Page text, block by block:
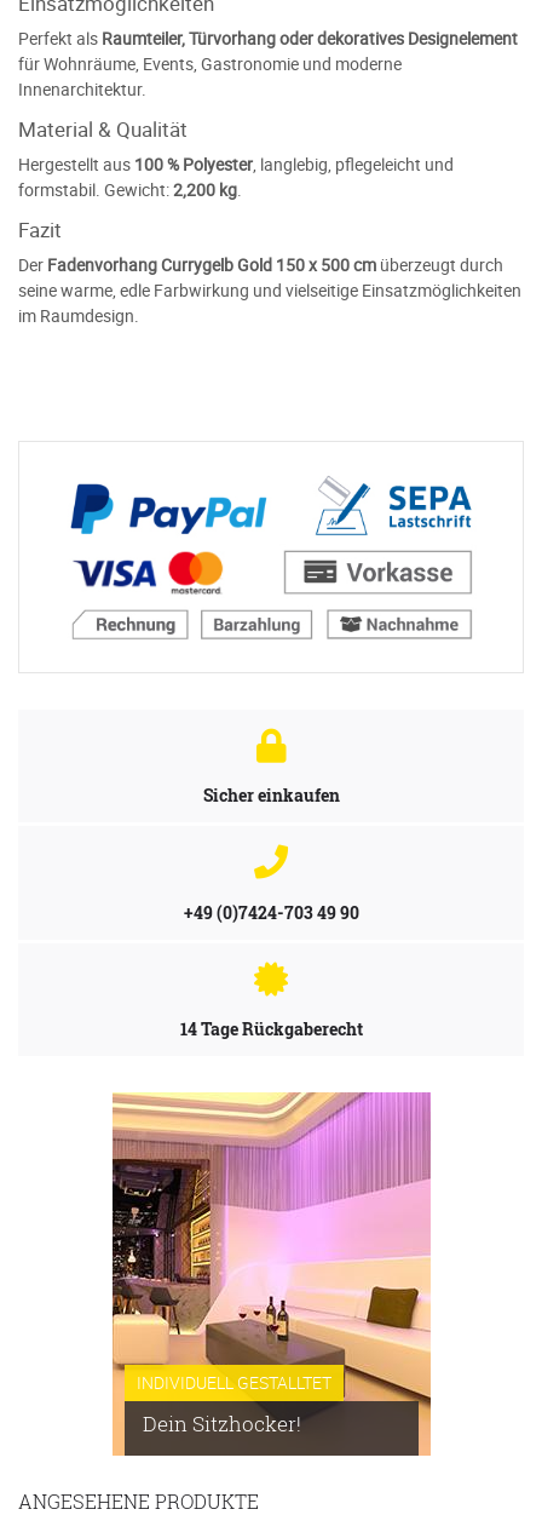
Perfekt als Raumteiler, Türvorhang oder dekoratives Designelement
für Wohnräume, Events, Gastronomie und moderne
Innenarchitektur.
Material & Qualität
Hergestellt aus 100 % Polyester , langlebig, pflegeleicht und
formstabil. Gewicht:2,200 kg
Fazit
Der Fadenvorhang Currygelb Gold 150 x 500 cm überzeugt durch
seine warme, edle Farbwirkung und vielseitige Einsatzmöglichkeiten
im Raumdesign.
Sicher einkaufen
+49 (0)7424-703 49 90
14 Tage Rückgaberecht
INDIVIDUELL GESTALLTET
Dein Sitzhocker!
ANGESEHENE PRODUKTE